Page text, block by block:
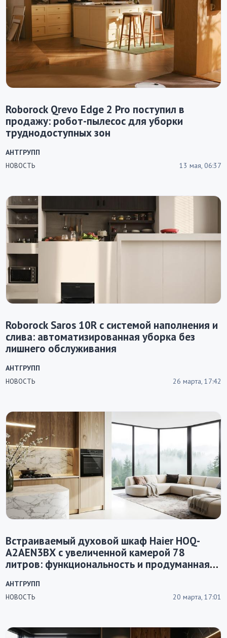
Roborock Qrevo Edge 2 Pro поступил в
продажу: робот-пылесос для уборки
труднодоступных зон
НОВОСТЬ 13 мая, 06:37
АНТГРУПП
Roborock Saros 10R с системой наполнения и
слива: автоматизированная уборка без
лишнего обслуживания
НОВОСТЬ 26 марта, 17:42
АНТГРУПП
Встраиваемый духовой шкаф Haier HOQ-
A2AEN3BX с увеличенной камерой 78
литров: функциональность и продуманная
НОВОСТЬ 20 марта, 17:01
АНТГРУПП